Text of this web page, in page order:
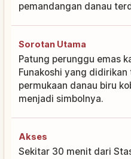
pemandangan danau
Sorotan Utama
Patung perunggu emas
Funakoshi yang
permukaan danau biru
menjadi simbolnya.
Akses
Sekitar 30 menit dari